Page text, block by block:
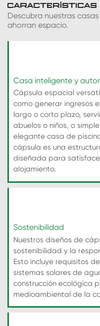
Descubra nuestras
ahorran espacio.
Casa inteligente y
Cápsula espacial
como generar ingresos
largo o corto plazo,
abuelos o niños, o
elegante casa de
cápsula es una
diseñada para
alojamiento.
Sostenibilidad
Nuestros diseños de
sostenibilidad y la
Esto incluye requisitos
sistemas solares de
construcción ecológica
medioambiental de la